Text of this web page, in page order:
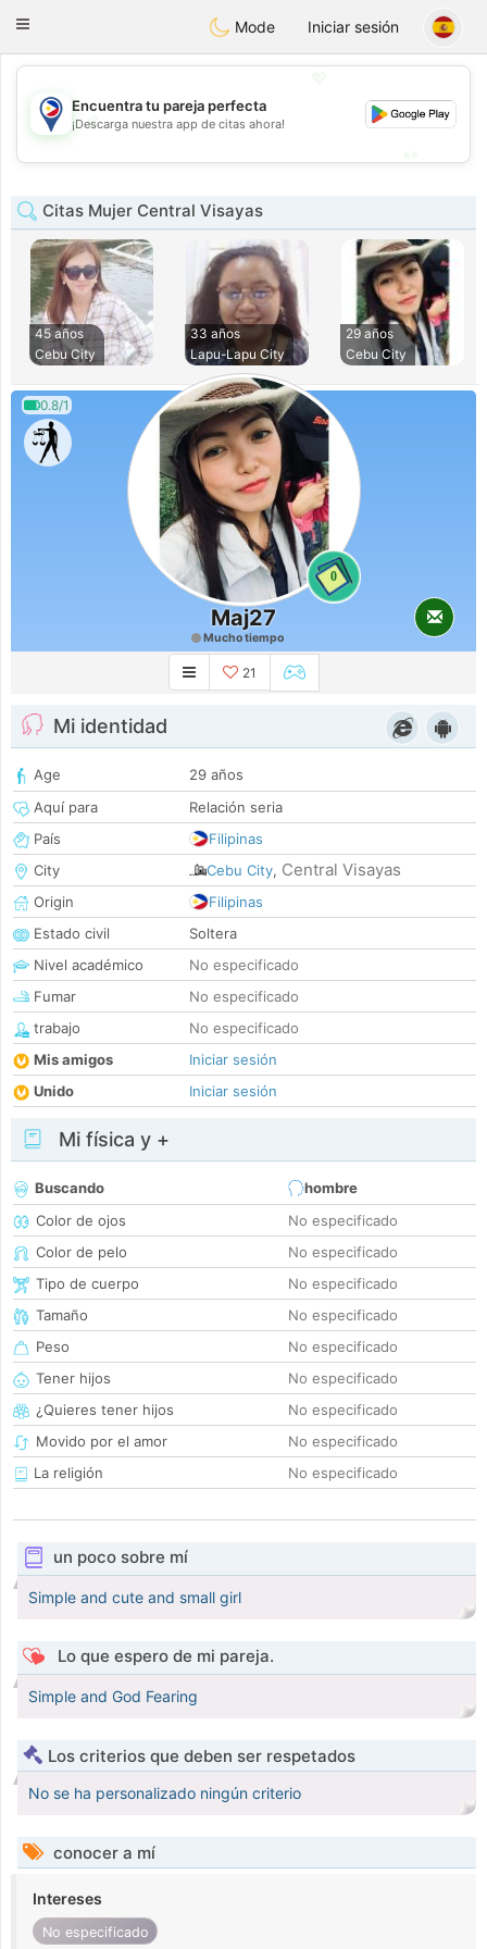
Philippines Chat
Toggle
Mode Iniciar sesión
💖
💕
Encuentra tu pareja perfecta
¡Descarga nuestra app de citas ahora!
Citas Mujer Central Visayas
45 años
Cebu City
33 años
Lapu-Lapu City
29 años
Cebu City
0.8/1
0
Maj27
Mucho tiempo
21
Mi identidad
Age
29 años
Aquí para
Relación seria
País
Filipinas
City
Cebu City, Central Visayas
Origin
Filipinas
Estado civil
Soltera
Nivel académico
No especificado
Fumar
No especificado
trabajo
No especificado
Mis amigos
Iniciar sesión
Unido
Iniciar sesión
Mi física y +
Buscando
hombre
Color de ojos
No especificado
Color de pelo
No especificado
Tipo de cuerpo
No especificado
Tamaño
No especificado
Peso
No especificado
Tener hijos
No especificado
¿Quieres tener hijos
No especificado
Movido por el amor
No especificado
La religión
No especificado
un poco sobre mí
Simple and cute and small girl
Lo que espero de mi pareja.
Simple and God Fearing
Los criterios que deben ser respetados
No se ha personalizado ningún criterio
conocer a mí
Intereses
No especificado